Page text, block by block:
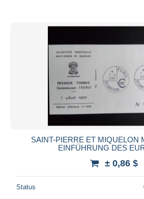
SAINT-PIERRE ET MIQUELON
EINFÜHRUNG DES
± 0,86 $
Status